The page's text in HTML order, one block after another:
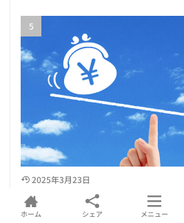
2025年3月23日
【2025年最新】不動産一括査定サイト
７選
ホーム シェア メニュー